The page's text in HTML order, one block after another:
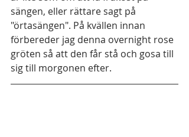
sängen, eller rättare sagt på
"örtasängen". På kvällen innan
förbereder jag denna overnight rose
gröten så att den får stå och gosa till
sig till morgonen efter.